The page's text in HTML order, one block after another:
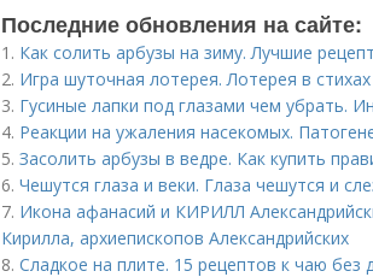
Последние обновления на сайте:
1. Как солить арбузы на зиму. Лучшие
2. Игра шуточная лотерея. Лотерея в
3. Гусиные лапки под глазами чем убрать.
4. Реакции на ужаления насекомых.
5. Засолить арбузы в ведре. Как купить
6. Чешутся глаза и веки. Глаза чешутся и
7. Икона афанасий и КИРИЛЛ
Кирилла, архиепископов Александрийских
8. Сладкое на плите. 15 рецептов к чаю без